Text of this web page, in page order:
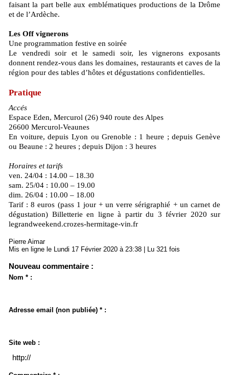
faisant la part belle aux emblématiques productions de la Drôme
et de l’Ardèche.
Les Off vignerons
Une programmation festive en soirée
Le vendredi soir et le samedi soir, les vignerons exposants
donnent rendez-vous dans les domaines, restaurants et caves de la
région pour des tables d’hôtes et dégustations confidentielles.
Pratique
Accés
Espace Eden, Mercurol (26) 940 route des Alpes
26600 Mercurol-Veaunes
En voiture, depuis Lyon ou Grenoble : 1 heure ; depuis Genève
ou Beaune : 2 heures ; depuis Dijon : 3 heures
Horaires et tarifs
ven. 24/04 : 14.00 – 18.30
sam. 25/04 : 10.00 – 19.00
dim. 26/04 : 10.00 – 18.00
Tarif : 8 euros (pass 1 jour + un verre sérigraphié + un carnet de
dégustation) Billetterie en ligne à partir du 3 février 2020 sur
legrandweekend.crozes-hermitage-vin.fr
Pierre Aimar
Mis en ligne le Lundi 17 Février 2020 à 23:38 | Lu 321 fois
Nouveau commentaire :
Nom * :
Adresse email (non publiée) * :
Site web :